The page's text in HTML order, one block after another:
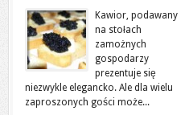
Kawior, podawany
na stołach
zamożnych
gospodarzy
prezentuje się
niezwykle elegancko. Ale dla wielu
zaproszonych gości może...